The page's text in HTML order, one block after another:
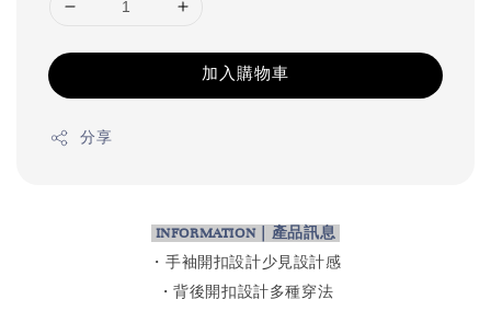
加入購物車
分享
INFORMATION｜產品訊息
・手袖開扣設計少見設計感
・背後開扣設計多種穿法